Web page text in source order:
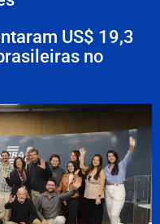
US$ 19,3
no